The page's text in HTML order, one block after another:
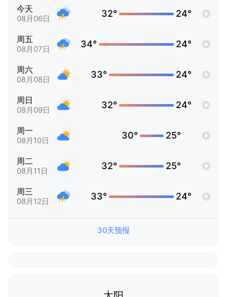
今天
08月06日 32° 24°
周五
08月07日 34° 24°
周六
08月08日 33° 24°
周日
08月09日 32° 24°
周一
08月10日 30° 25°
周二
08月11日 32° 25°
周三
08月12日 33° 24°
30天预报